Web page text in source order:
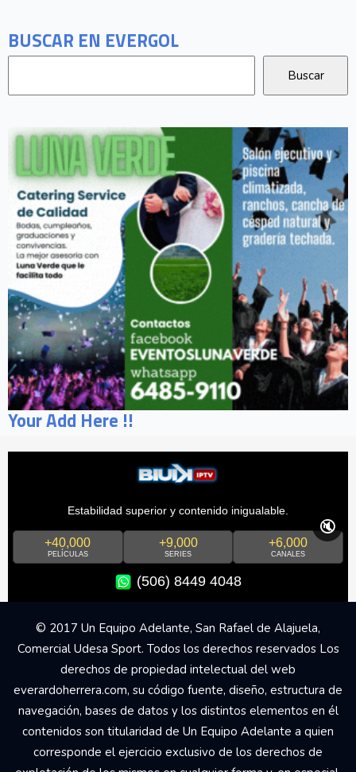
BUSCAR EN EVERGOL
Your Add Here !!
Estabilidad superior y contenido inigualable.
+40,000
PELÍCULAS
+9,000
SERIES
+6,000
CANALES
(506) 8449 4048
🔇
© 2017 Un Equipo Adelante, San Rafael de Alajuela,
Comercial Udesa Sport. Todos los derechos reservados Los
derechos de propiedad intelectual del web
everardoherrera.com, su código fuente, diseño, estructura de
navegación, bases de datos y los distintos elementos en él
contenidos son titularidad de Un Equipo Adelante a quien
corresponde el ejercicio exclusivo de los derechos de